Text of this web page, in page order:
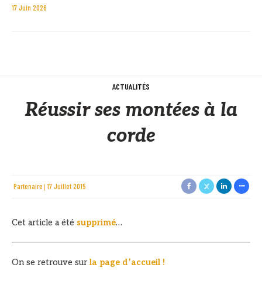
17 Juin 2026
ACTUALITÉS
Réussir ses montées à la
corde
Partenaire 17 Juillet 2015
Cet article a été supprimé…
On se retrouve surla page d’accueil !